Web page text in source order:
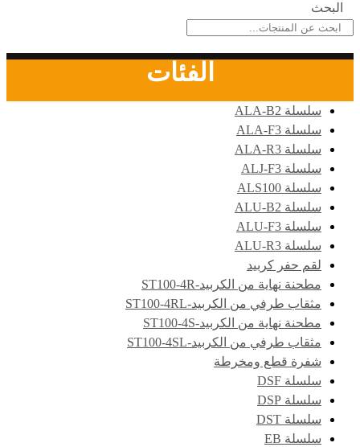
البحث
الفئات
سلسلة ALA-B2
سلسلة ALA-F3
سلسلة ALA-R3
سلسلة ALJ-F3
سلسلة ALS100
سلسلة ALU-B2
سلسلة ALU-F3
سلسلة ALU-R3
لقم حفر كربيد
مطحنة نهاية من الكربيد-ST100-4R
مثقاب طرفي من الكربيد-ST100-4RL
مطحنة نهاية من الكربيد-ST100-4S
مثقاب طرفي من الكربيد-ST100-4SL
شفرة قطع ومخرطة
سلسلة DSF
سلسلة DSP
سلسلة DST
سلسلة EB